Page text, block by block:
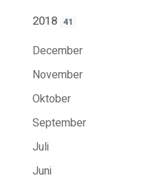
2018 41
December
November
Oktober
September
Juli
Juni